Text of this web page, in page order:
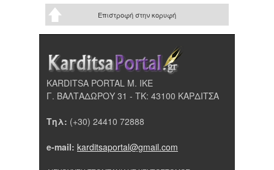
Επιστροφή στην κορυφή
KARDITSA PORTAL Μ. ΙΚΕ
Γ. ΒΑΛΤΑΔΩΡΟΥ 31 - ΤΚ: 43100 ΚΑΡΔΙΤΣΑ
Τηλ: (+30) 24410 72888
e-mail: karditsaportal@gmail.com